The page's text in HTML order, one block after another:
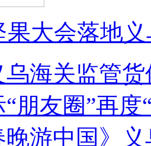
果大会落地
乌海关监管
朋友圈”再度
晚游中国》